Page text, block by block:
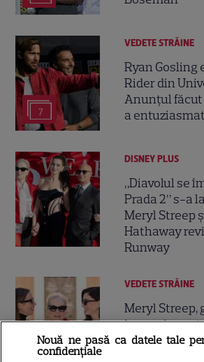
7
VEDETE STRĂINE
Ryan Gosling
Rider din
Anunțul
a
DISNEY PLUS
„Diavolul se
Prada 2” s-a
Meryl Streep
Hathaway
Runway
9
VEDETE STRĂINE
Meryl Streep,
Hathaway și
Nouă ne pasă ca datele tale
confidențiale